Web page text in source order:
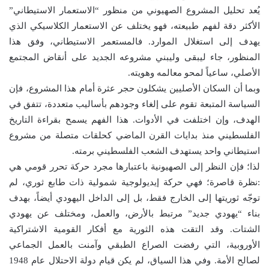
يُعد تحليل المشروع الصهيوني من منظور “الاستعمار الاستيطاني”
الأكثر دقة لفهم طبيعته، فهو يختلف عن الاستعمار الكلاسيكي الذي
يهدف إلى استغلال الموارد. فالمستعمر الاستيطاني، وفق هذا
المنظور، جاء ليبقى وليبني مشروعه الجديد على أنقاض المجتمع
الأصلي، ساعياً لمحو معالمه وهويته.
وبما أن السكان الأصليين يشكلون حجر عثرة أمام هذا المشروع، فإن
السياسة المتبعة تقوم على إلغاء وجودهم بأساليب متعددة، تتفق في
الهدف، وإن اختلفت في الأدوات. هذا الفهم يسمح بقراءة التاريخ
الفلسطيني منذ بدايات القرن الماضي كحلقات متصلة من مشروع
استيطاني واحد يستهدف الشعب الفلسطيني برمته.
لذا؛ فإن النظر إلى الصهيونية باعتبارها مجرد حركة تحرر قومي هي
:نظرة قاصرة؛ فهي حركة إيديولوجية شمولية ذات طابع ثوري، لم
توجّه ثوريتها إلى الخارج فقط، بل إلى الداخل اليهودي أيضاً، بهدف
بناء “يهودي جديد” مرتبط بالأرض، والعمل، ومختلف عن يهودي
الشتات. وقد التقت هذه الثورية مع أفكار القومية الاشتراكية
الأوروبية، التي رفضت الصراع الطبقي وآمنت بالعمل الجماعي
لصالح الأمة. وفي هذا السياق، لم يكن قيام دولة الاحتلال عام 1948